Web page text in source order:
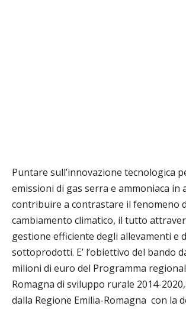
Puntare sull’innovazione tecnologica
emissioni di gas serra e ammoniaca in
contribuire a contrastare il fenomeno
cambiamento climatico, il tutto
gestione efficiente degli allevamenti e
sottoprodotti. E’ l’obiettivo del bando
milioni di euro del Programma
Romagna di sviluppo rurale 2014-
dalla Regione Emilia-Romagna con la